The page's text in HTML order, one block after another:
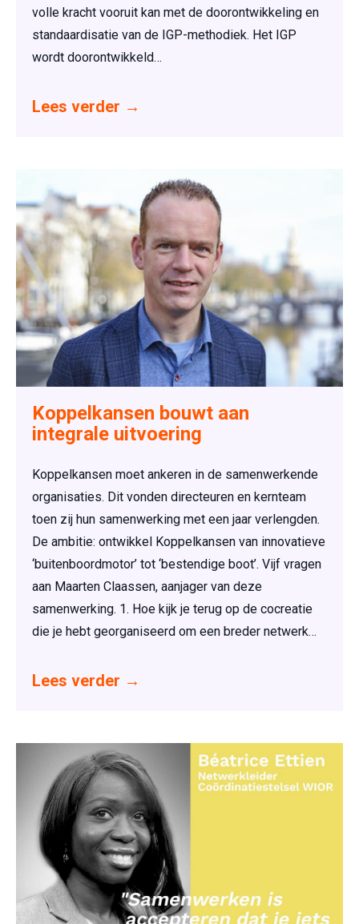
volle kracht vooruit kan met de doorontwikkeling en
standaardisatie van de IGP-methodiek. Het IGP
wordt doorontwikkeld…
Lees verder →
Koppelkansen bouwt aan
integrale uitvoering
Koppelkansen moet ankeren in de samenwerkende
organisaties. Dit vonden directeuren en kernteam
toen zij hun samenwerking met een jaar verlengden.
De ambitie: ontwikkel Koppelkansen van innovatieve
‘buitenboordmotor’ tot ‘bestendige boot’. Vijf vragen
aan Maarten Claassen, aanjager van deze
samenwerking. 1. Hoe kijk je terug op de cocreatie
die je hebt georganiseerd om een breder netwerk…
Lees verder →